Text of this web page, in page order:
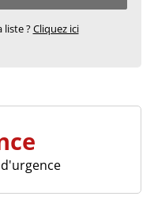
liste ?Cliquez ici